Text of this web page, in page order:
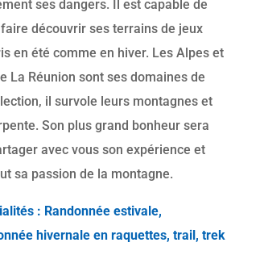
ses dangers. Il est capable de
découvrir ses terrains de jeux
en été comme en hiver. Les Alpes et
La Réunion sont ses domaines de
il survole leurs montagnes et
Son plus grand bonheur sera
avec vous son expérience et
sa passion de la montagne.
: Randonnée estivale,
hivernale en raquettes, trail, trek